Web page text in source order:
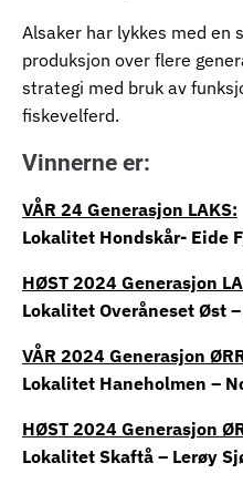
Alsaker har lykkes med en
produksjon over flere
strategi med bruk av
fiskevelferd.
Vinnerne er:
VÅR 24 Generasjon LAKS:
Lokalitet Hondskår- Eide
HØST 2024 Generasjon
Lokalitet Overåneset Øst
VÅR 2024 Generasjon
Lokalitet Haneholmen –
HØST 2024 Generasjon
Lokalitet Skaftå – Lerøy